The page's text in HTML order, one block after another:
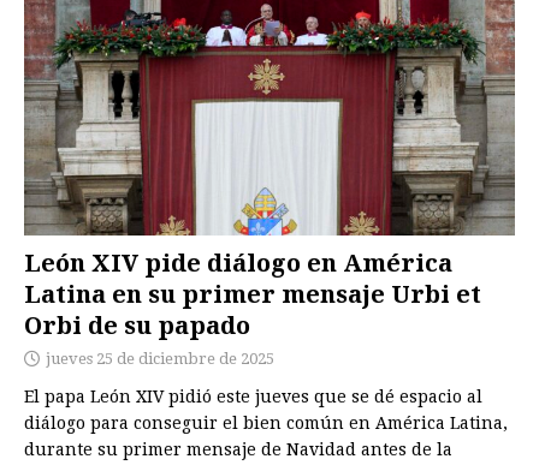
León XIV pide diálogo en América
Latina en su primer mensaje Urbi et
Orbi de su papado
jueves 25 de diciembre de 2025
El papa León XIV pidió este jueves que se dé espacio al
diálogo para conseguir el bien común en América Latina,
durante su primer mensaje de Navidad antes de la